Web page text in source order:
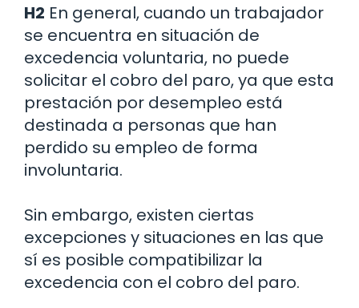
H2 En general, cuando un trabajador
se encuentra en situación de
excedencia voluntaria, no puede
solicitar el cobro del paro, ya que esta
prestación por desempleo está
destinada a personas que han
perdido su empleo de forma
involuntaria.
Sin embargo, existen ciertas
excepciones y situaciones en las que
sí es posible compatibilizar la
excedencia con el cobro del paro.